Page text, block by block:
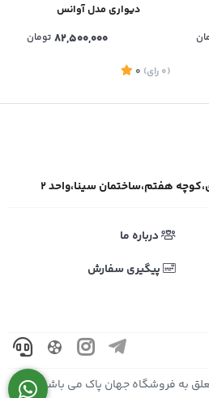
دیواری مدل آوانس
82,500,000 تومان
(0 رای)
0
هفتم،ساختمان سینا،واحد 2
درباره ما
پیگیری سفارش
به فروشگاه جهان پاک می باشد.